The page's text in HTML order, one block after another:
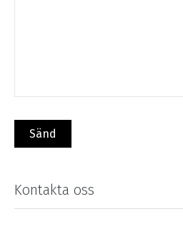
Kontakta oss